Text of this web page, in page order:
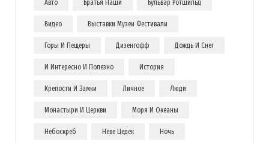
Авто Братья Наши Бульвар Ротшильд
Видео Выставки Музеи Фестивали
Горы И Пещеры Дизенгофф Дождь И Снег
И Интересно И Полезно История
Крепости И Замки Личное Люди
Монастыри И Церкви Моря И Океаны
Небоскреб Неве Цедек Ночь